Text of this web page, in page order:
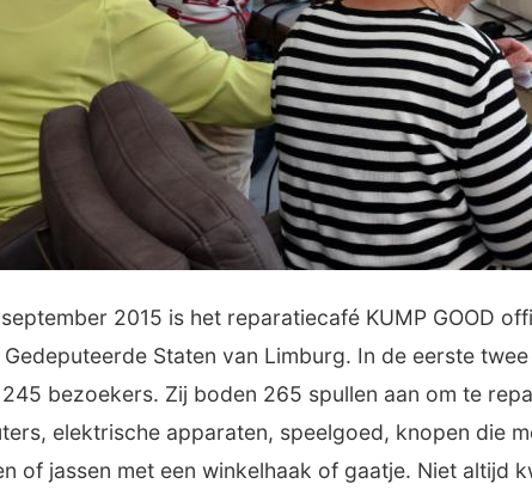
2015 is het reparatiecafé KUMP GOOD
Gedeputeerde Staten van Limburg. In de eerste
245 bezoekers. Zij boden 265 spullen aan om te
elektrische apparaten, speelgoed, knopen die
of jassen met een winkelhaak of gaatje. Niet altijd